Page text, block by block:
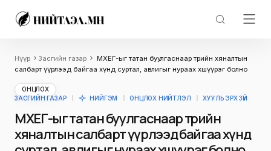
Нүүр Засгийн газар
МХЕГ-ыг татан буулгаснаар төрийн хяналтын
салбарт үүрлээд байгаа хүнд суртал, авлигыг нураах хөшүүрэг болно
ОНЦЛОХ
ЗАСГИЙН ГАЗАР
НИЙГЭМ ОНЦЛОХ НИЙТЛЭЛ ХУУЛЬ ЭРХ ЗҮЙ
МХЕГ-ыг татан буулгаснаар төрийн
хяналтын салбарт үүрлээд байгаа хүнд